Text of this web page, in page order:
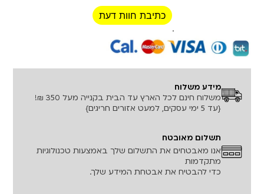
כתיבת חוות דעת
רכישה מאובטחת!
מידע משלוח
משלוח חינם לכל הארץ עד הבית בקנייה מעל 350 ₪!
{עד 5 ימי עסקים, למעט אזורים חריגים}
תשלום מאובטח
אנו מאבטחים את התשלום שלך באמצעות טכנולוגיות
מתקדמות
כדי להבטיח את אבטחת המידע שלך.